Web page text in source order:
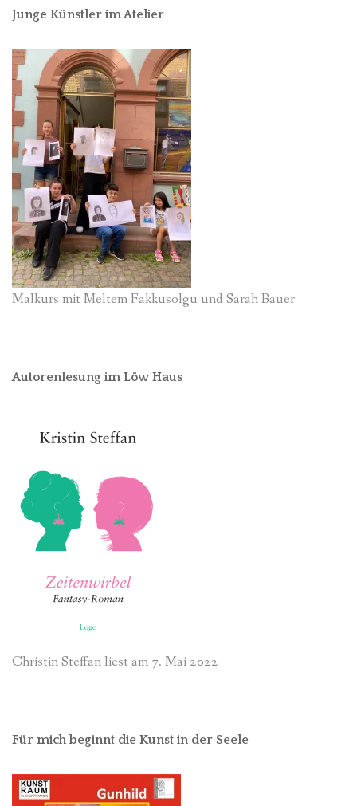
Junge Künstler im Atelier
Malkurs mit Meltem Fakkusolgu und Sarah Bauer
Autorenlesung im Löw Haus
Christin Steffan liest am 7. Mai 2022
Für mich beginnt die Kunst in der Seele